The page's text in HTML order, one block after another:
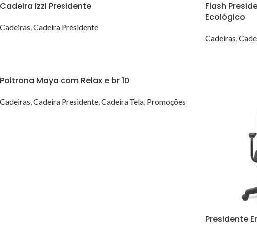
Cadeira Izzi Presidente
Cadeiras,Cadeira Presidente
Flash
Ecológico
Cadeiras,
Poltrona Maya com Relax e br 1D
Cadeiras,Cadeira Presidente,Cadeira Tela, Promoções
Presidente